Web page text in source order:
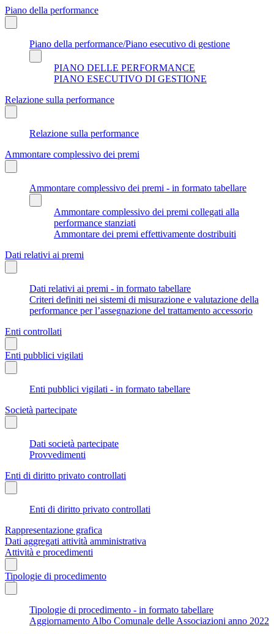
Piano della performance
Piano della performance/Piano esecutivo di gestione
PIANO DELLE PERFORMANCE
PIANO ESECUTIVO DI GESTIONE
Relazione sulla performance
Relazione sulla performance
Ammontare complessivo dei premi
Ammontare complessivo dei premi - in formato tabellare
Ammontare complessivo dei premi collegati alla
performance stanziati
Ammontare dei premi effettivamente dostribuiti
Dati relativi ai premi
Dati relativi ai premi - in formato tabellare
Criteri definiti nei sistemi di misurazione e valutazione della
performance per l’assegnazione del trattamento accessorio
Enti controllati
Enti pubblici vigilati
Enti pubblici vigilati - in formato tabellare
Società partecipate
Dati società partecipate
Provvedimenti
Enti di diritto privato controllati
Enti di diritto privato controllati
Rappresentazione grafica
Dati aggregati attività amministrativa
Attività e procedimenti
Tipologie di procedimento
Tipologie di procedimento - in formato tabellare
Aggiornamento Albo Comunale delle Associazioni anno 2022